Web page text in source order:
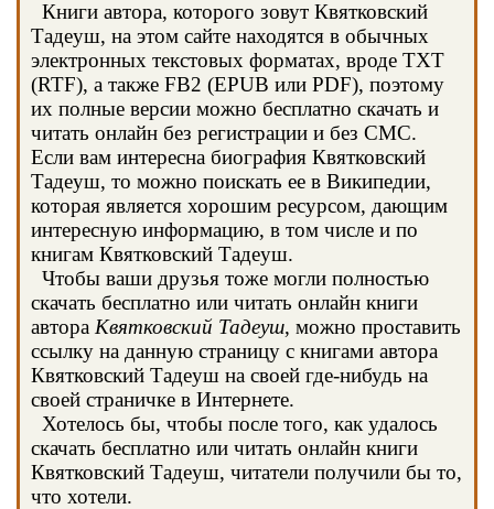
Книги автора, которого зовут Квятковский
Тадеуш, на этом сайте находятся в обычных
электронных текстовых форматах, вроде TXT
(RTF), а также FB2 (EPUB или PDF), поэтому
их полные версии можно бесплатно скачать и
читать онлайн без регистрации и без СМС.
Если вам интересна биография Квятковский
Тадеуш, то можно поискать ее в Википедии,
которая является хорошим ресурсом, дающим
интересную информацию, в том числе и по
книгам Квятковский Тадеуш.
Чтобы ваши друзья тоже могли полностью
скачать бесплатно или читать онлайн книги
автора Квятковский Тадеуш, можно проставить
ссылку на данную страницу с книгами автора
Квятковский Тадеуш на своей где-нибудь на
своей страничке в Интернете.
Хотелось бы, чтобы после того, как удалось
скачать бесплатно или читать онлайн книги
Квятковский Тадеуш, читатели получили бы то,
что хотели.